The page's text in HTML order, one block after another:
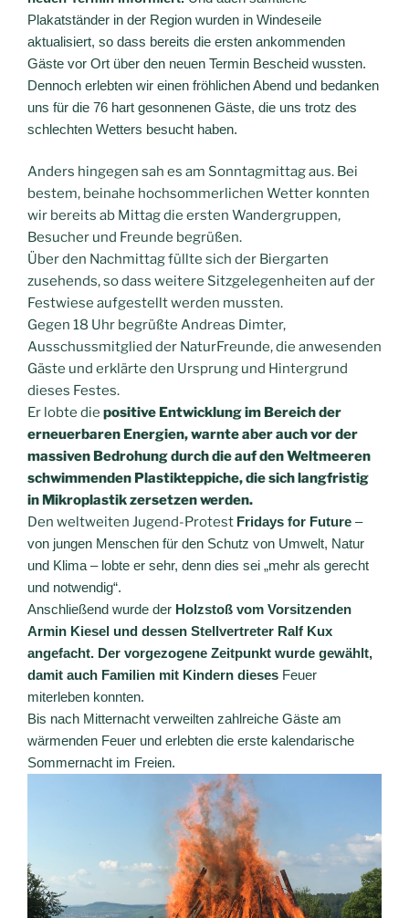
Plakatständer in der Region wurden in Windeseile
aktualisiert, so dass bereits die ersten ankommenden
Gäste vor Ort über den neuen Termin Bescheid wussten.
Dennoch erlebten wir einen fröhlichen Abend und bedanken
uns für die 76 hart gesonnenen Gäste, die uns trotz des
schlechten Wetters besucht haben.
Anders hingegen sah es am Sonntagmittag aus. Bei
bestem, beinahe hochsommerlichen Wetter konnten
wir bereits ab Mittag die ersten Wandergruppen,
Besucher und Freunde begrüßen.
Über den Nachmittag füllte sich der Biergarten
zusehends, so dass weitere Sitzgelegenheiten auf der
Festwiese aufgestellt werden mussten.
Gegen 18 Uhr begrüßte Andreas Dimter,
Ausschussmitglied der NaturFreunde, die anwesenden
Gäste und erklärte den Ursprung und Hintergrund
dieses Festes.
Er lobte die positive Entwicklung im Bereich der
erneuerbaren Energien, warnte aber auch vor der
massiven Bedrohung durch die auf den Weltmeeren
schwimmenden Plastikteppiche, die sich langfristig
in Mikroplastik zersetzen werden.
Den weltweiten Jugend-Protest Fridays for Future –
von jungen Menschen für den Schutz von Umwelt, Natur
und Klima – lobte er sehr, denn dies sei „mehr als gerecht
und notwendig“.
Anschließend wurde der Holzstoß vom Vorsitzenden
Armin Kiesel und dessen Stellvertreter Ralf Kux
angefacht. Der vorgezogene Zeitpunkt wurde gewählt,
damit auch Familien mit Kindern dieses Feuer
miterleben konnten.
Bis nach Mitternacht verweilten zahlreiche Gäste am
wärmenden Feuer und erlebten die erste kalendarische
Sommernacht im Freien.